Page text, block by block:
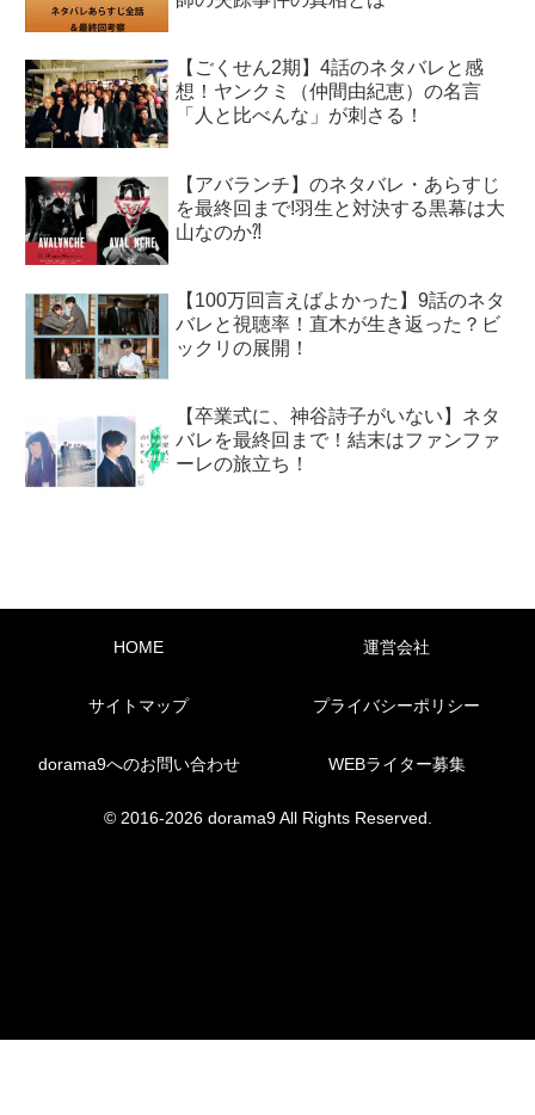
【ごくせん2期】4話のネタバレと感
想！ヤンクミ（仲間由紀恵）の名言
「人と比べんな」が刺さる！
【アバランチ】のネタバレ・あらすじ
を最終回まで!羽生と対決する黒幕は大
山なのか⁈
【100万回言えばよかった】9話のネタ
バレと視聴率！直木が生き返った？ビ
ックリの展開！
【卒業式に、神谷詩子がいない】ネタ
バレを最終回まで！結末はファンファ
ーレの旅立ち！
HOME 運営会社
サイトマップ プライバシーポリシー
dorama9へのお問い合わせ WEBライター募集
© 2016-2026 dorama9 All Rights Reserved.